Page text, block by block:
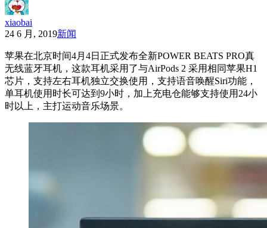
xiaobai
24 6 月, 2019新闻
苹果在北京时间4月4日正式发布全新POWER BEATS PRO真
无线蓝牙耳机，这款耳机采用了与AirPods 2 采用相同苹果H1
芯片，支持左右耳机独立交换使用，支持语音唤醒Siri功能，
单耳机使用时长可达到9小时，加上充电仓能够支持使用24小
时以上，主打运动音乐场景。